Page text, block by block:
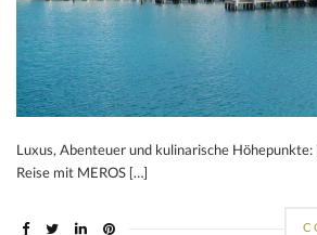
Luxus, Abenteuer und kulinarische
Reise mit MEROS […]